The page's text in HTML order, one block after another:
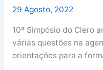
29 Agosto, 2022
10º Simpósio do Clero
várias questões na
orientações para a